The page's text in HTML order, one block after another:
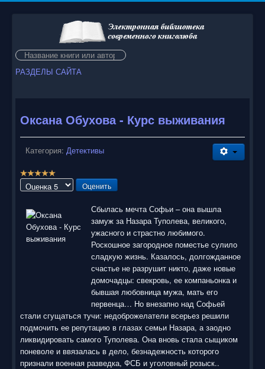
Искать...
РАЗДЕЛЫ САЙТА
Оксана Обухова - Курс выживания
Категория: Детективы
Р
е
5
Пожалуйста,
Сбылась мечта Софьи – она вышла
замуж за Назара Туполева, великого,
ужасного и страстно любимого.
Роскошное загородное поместье сулило
сладкую жизнь. Казалось, долгожданное
счастье не разрушит никто, даже новые
домочадцы: свекровь, ее компаньонка и
бывшая любовница мужа, мать его
первенца… Но внезапно над Софьей
стали сгущаться тучи: недоброжелатели всерьез решили
подмочить ее репутацию в глазах семьи Назара, а заодно
ликвидировать самого Туполева. Она вновь стала сыщиком
поневоле и ввязалась в дело, безнадежность которого
признали военная разведка, ФСБ и уголовный розыск..